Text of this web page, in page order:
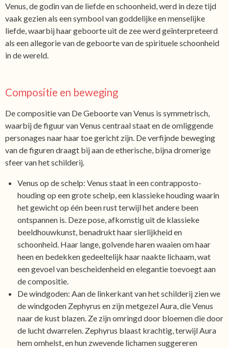
Venus, de godin van de liefde en schoonheid, werd in deze tijd
vaak gezien als een symbool van goddelijke en menselijke
liefde, waarbij haar geboorte uit de zee werd geïnterpreteerd
als een allegorie van de geboorte van de spirituele schoonheid
in de wereld.
Compositie en beweging
De compositie van De Geboorte van Venus is symmetrisch,
waarbij de figuur van Venus centraal staat en de omliggende
personages naar haar toe gericht zijn. De verfijnde beweging
van de figuren draagt bij aan de etherische, bijna dromerige
sfeer van het schilderij.
Venus op de schelp: Venus staat in een contrapposto-
houding op een grote schelp, een klassieke houding waarin
het gewicht op één been rust terwijl het andere been
ontspannen is. Deze pose, afkomstig uit de klassieke
beeldhouwkunst, benadrukt haar sierlijkheid en
schoonheid. Haar lange, golvende haren waaien om haar
heen en bedekken gedeeltelijk haar naakte lichaam, wat
een gevoel van bescheidenheid en elegantie toevoegt aan
de compositie.
De windgoden: Aan de linkerkant van het schilderij zien we
de windgoden Zephyrus en zijn metgezel Aura, die Venus
naar de kust blazen. Ze zijn omringd door bloemen die door
de lucht dwarrelen. Zephyrus blaast krachtig, terwijl Aura
hem omhelst, en hun zwevende lichamen suggereren